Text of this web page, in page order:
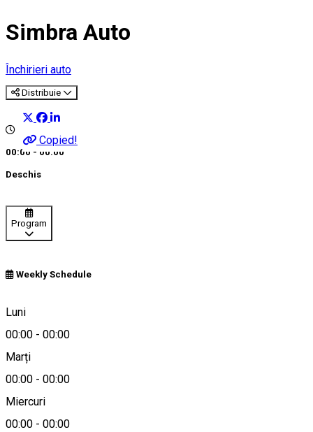
Simbra Auto
Închirieri auto
Distribuie
Copied!
00:00 - 00:00
Deschis
Program
Weekly Schedule
Luni
00:00 - 00:00
Marți
00:00 - 00:00
Miercuri
00:00 - 00:00
Craiova, Romania
Hartă